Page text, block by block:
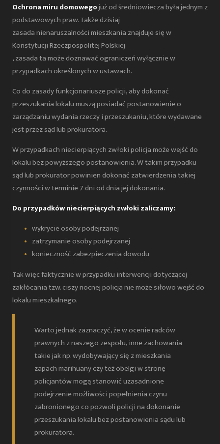
Ochrona miru domowegojuż od średniowiecza była jednym z
podstawowych praw. Także dzisiaj
zasada nienaruszalności mieszkania znajduje się w
Konstytucji Rzeczpospolitej Polskiej
, zasada ta może doznawać ograniczeń wyłącznie w
przypadkach określonych w ustawach.
Co do zasady funkcjonariusze policji, aby dokonać
przeszukania lokalu muszą posiadać postanowienie o
zarządzaniu wydania rzeczy i przeszukaniu, które wydawane
jest przez sąd lub prokuratora.
W przypadkach niecierpiących zwłoki policja może wejść do
lokalu bez powyższego postanowienia. W takim przypadku
sąd lub prokurator powinien dokonać zatwierdzenia takiej
czynności w terminie 7 dni od dnia jej dokonania.
Do przypadków niecierpiących zwłoki zaliczamy:
wykrycie osoby podejrzanej
zatrzymanie osoby podejrzanej
konieczność zabezpieczenia dowodu
Tak więc faktycznie w przypadku interwencji dotyczącej
zakłócania tzw. ciszy nocnej policja nie może siłowo wejść do
lokalu mieszkalnego.
Warto jednak zaznaczyć, że w ocenie radców
prawnych z naszego zespołu, inne zachowania
takie jak np. wydobywający się z mieszkania
zapach marihuany czy też obelgi w stronę
policjantów mogą stanowić uzasadnione
podejrzenie możliwości popełnienia czynu
zabronionego co pozwoli policji na dokonanie
przeszukania lokalu bez postanowienia sądu lub
prokuratora.